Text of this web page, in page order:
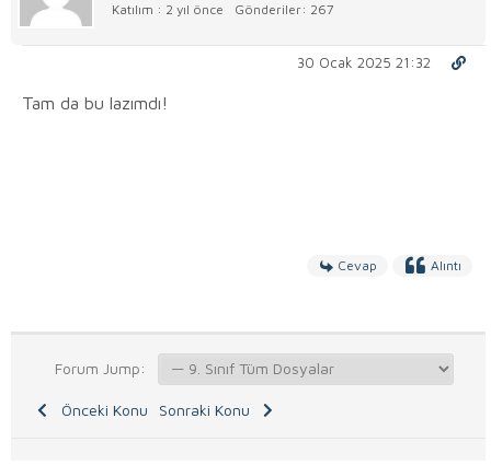
Katılım : 2 yıl önce Gönderiler: 267
30 Ocak 2025 21:32
Tam da bu lazımdı!
Cevap Alıntı
Forum Jump:
Önceki Konu Sonraki Konu